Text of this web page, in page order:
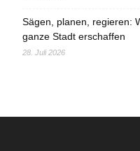
Sägen, planen, regieren:
ganze Stadt erschaffen
28. Juli 2026